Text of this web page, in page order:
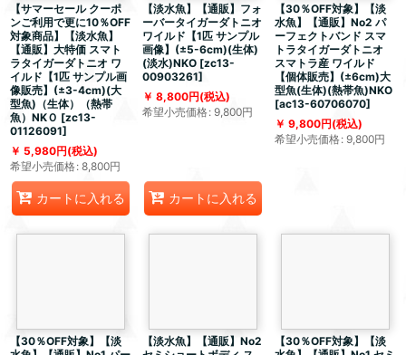
【サマーセール クーポ
ンご利用で更に10％OFF
対象商品】【淡水魚】
【通販】大特価 スマト
ラタイガーダトニオ ワ
イルド【1匹 サンプル画
像販売】(±3-4cm)(大
型魚)（生体）（熱帯
魚）NKＯ [zc13-
01126091]
5,980円(税込)
希望小売価格: 8,800円
カートに入れる
【淡水魚】【通販】フォ
ーバータイガーダトニオ
ワイルド【1匹 サンプル
画像】(±5-6cm)(生体)
(淡水)NKO [zc13-
00903261]
8,800円(税込)
希望小売価格: 9,800円
カートに入れる
【30％OFF対象】【淡
水魚】【通販】No2 パ
ーフェクトバンド スマ
トラタイガーダトニオ
スマトラ産 ワイルド
【個体販売】(±6cm)大
型魚(生体)(熱帯魚)NKO
[ac13-60706070]
9,800円(税込)
希望小売価格: 9,800円
【30％OFF対象】【淡
【淡水魚】【通販】No2
【30％OFF対象】【淡